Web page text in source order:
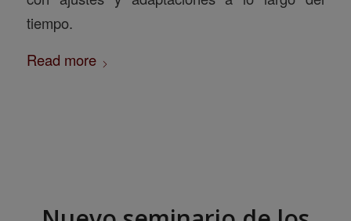
tiempo.
Read more